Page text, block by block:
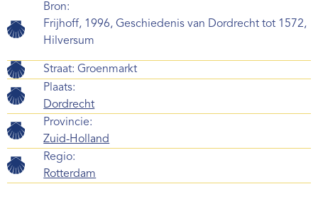
Bron:
Frijhoff, 1996, Geschiedenis van Dordrecht tot 1572,
Hilversum
Straat: Groenmarkt
Plaats:
Dordrecht
Provincie:
Zuid-Holland
Regio:
Rotterdam